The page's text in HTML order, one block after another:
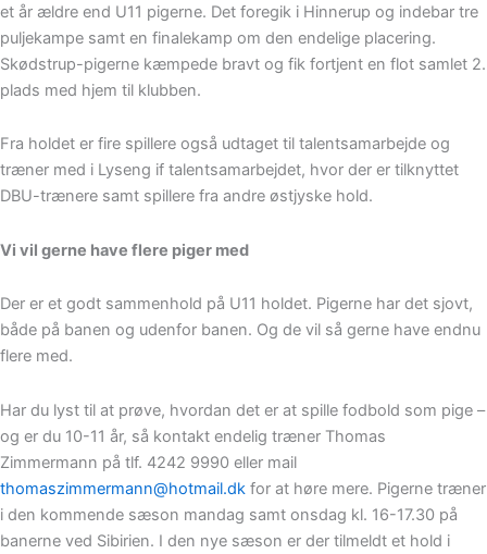
et år ældre end U11 pigerne. Det foregik i Hinnerup og indebar tre
puljekampe samt en finalekamp om den endelige placering.
Skødstrup-pigerne kæmpede bravt og fik fortjent en flot samlet 2.
plads med hjem til klubben.
Fra holdet er fire spillere også udtaget til talentsamarbejde og
træner med i Lyseng if talentsamarbejdet, hvor der er tilknyttet
DBU-trænere samt spillere fra andre østjyske hold.
Vi vil gerne have flere piger med
Der er et godt sammenhold på U11 holdet. Pigerne har det sjovt,
både på banen og udenfor banen. Og de vil så gerne have endnu
flere med.
Har du lyst til at prøve, hvordan det er at spille fodbold som pige –
og er du 10-11 år, så kontakt endelig træner Thomas
Zimmermann på tlf. 4242 9990 eller mail
thomaszimmermann@hotmail.dk for at høre mere. Pigerne træner
i den kommende sæson mandag samt onsdag kl. 16-17.30 på
banerne ved Sibirien. I den nye sæson er der tilmeldt et hold i